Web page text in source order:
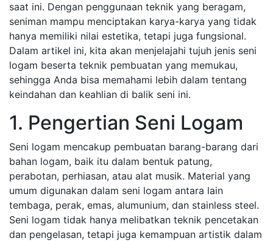
saat ini. Dengan penggunaan teknik yang beragam,
seniman mampu menciptakan karya-karya yang tidak
hanya memiliki nilai estetika, tetapi juga fungsional.
Dalam artikel ini, kita akan menjelajahi tujuh jenis seni
logam beserta teknik pembuatan yang memukau,
sehingga Anda bisa memahami lebih dalam tentang
keindahan dan keahlian di balik seni ini.
1. Pengertian Seni Logam
Seni logam mencakup pembuatan barang-barang dari
bahan logam, baik itu dalam bentuk patung,
perabotan, perhiasan, atau alat musik. Material yang
umum digunakan dalam seni logam antara lain
tembaga, perak, emas, alumunium, dan stainless steel.
Seni logam tidak hanya melibatkan teknik pencetakan
dan pengelasan, tetapi juga kemampuan artistik dalam